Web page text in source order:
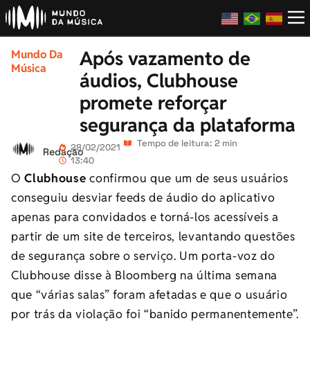
Mundo Da
Música
Após vazamento de
áudios, Clubhouse
promete reforçar
segurança da plataforma
Redação28/02/2021
13:40
Tempo de leitura: 2 min
OClubhouse confirmou que um de seus usuários
conseguiu desviar feeds de áudio do aplicativo
apenas para convidados e torná-los acessíveis a
partir de um site de terceiros, levantando questões
de segurança sobre o serviço. Um porta-voz do
Clubhouse disse à Bloomberg na última semana
que “várias salas” foram afetadas e que o usuário
por trás da violação foi “banido permanentemente”.